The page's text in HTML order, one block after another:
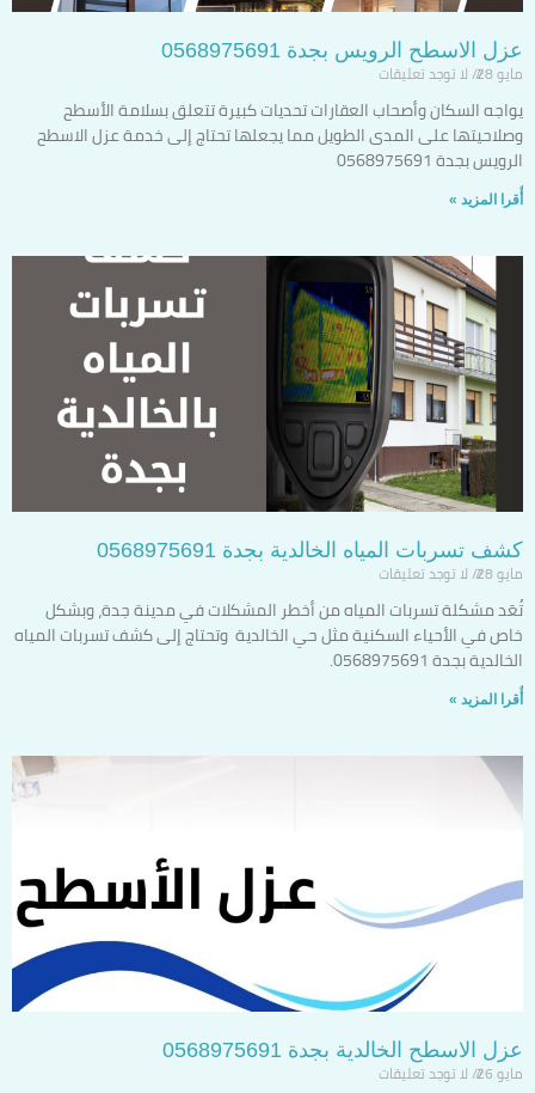
عزل الاسطح الرويس بجدة 0568975691
مايو 28 لا توجد تعليقات
يواجه السكان وأصحاب العقارات تحديات كبيرة تتعلق بسلامة الأسطح
وصلاحيتها على المدى الطويل مما يجعلها تحتاج إلى خدمة عزل الاسطح
الرويس بجدة 0568975691
أٌقرا المزيد »
كشف تسربات المياه الخالدية بجدة 0568975691
مايو 28 لا توجد تعليقات
تُعَد مشكلة تسربات المياه من أخطر المشكلات في مدينة جدة، وبشكل
خاص في الأحياء السكنية مثل حي الخالدية وتحتاج إلى كشف تسربات المياه
الخالدية بجدة 0568975691.
أٌقرا المزيد »
عزل الاسطح الخالدية بجدة 0568975691
مايو 26 لا توجد تعليقات